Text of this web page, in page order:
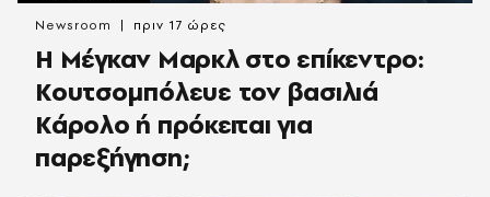
Η Μέγκαν Μαρκλ στο επίκεντρο:
Κουτσομπόλευε τον βασιλιά
Κάρολο ή πρόκειται για
παρεξήγηση;
Newsroom πριν 17 ώρες